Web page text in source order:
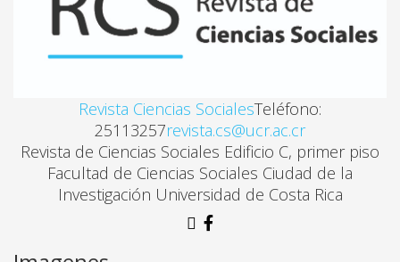
Revista Ciencias SocialesTeléfono:
25113257revista.cs@ucr.ac.cr
Revista de Ciencias Sociales Edificio C, primer piso
Facultad de Ciencias Sociales Ciudad de la
Investigación Universidad de Costa Rica